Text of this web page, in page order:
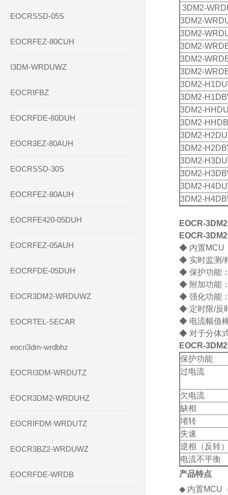
EOCRSSD-05S
EOCRFEZ-80CUH
I3DM-WRDUWZ
EOCRIFBZ
EOCRFDE-80DUH
EOCR3EZ-80AUH
EOCRSSD-30S
EOCRFEZ-80AUH
EOCRFE420-05DUH
EOCRFEZ-05AUH
EOCRFDE-05DUH
EOCR3DM2-WRDUWZ
EOCRTEL-SECAR
eocri3dm-wrdbhz
EOCRI3DM-WRDUTZ
EOCR3DM2-WRDUHZ
EOCRIFDM-WRDUTZ
EOCR3BZ2-WRDUWZ
EOCRFDE-WRDB
3DM2-
3DM2-
3DM2-
3DM2-
3DM2-
3DM2-
3DM2-
3DM2-
3DM2-
3DM2-
3DM2-
3DM2-
3DM2-
3DM2-
3DM2-
3DM2-
EOCR-
EOCR-
◆ 内置MCU
◆ 实时监测/
◆ 保护功能
◆ 附加功能
◆ 强化功能
◆ 定时限/反
◆ 电流幅值
◆ 对于分体
EOCR-
保护功能
过电流
欠电流
缺相
堵转
失速
逆相（反转
电流不平衡
产品特点
◆ 内置MCU